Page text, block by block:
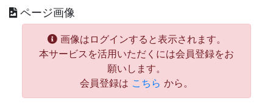
ページ画像
画像はログインすると表示されます。
本サービスを活用いただくには会員登録をお
願いします。
会員登録は こちら から。